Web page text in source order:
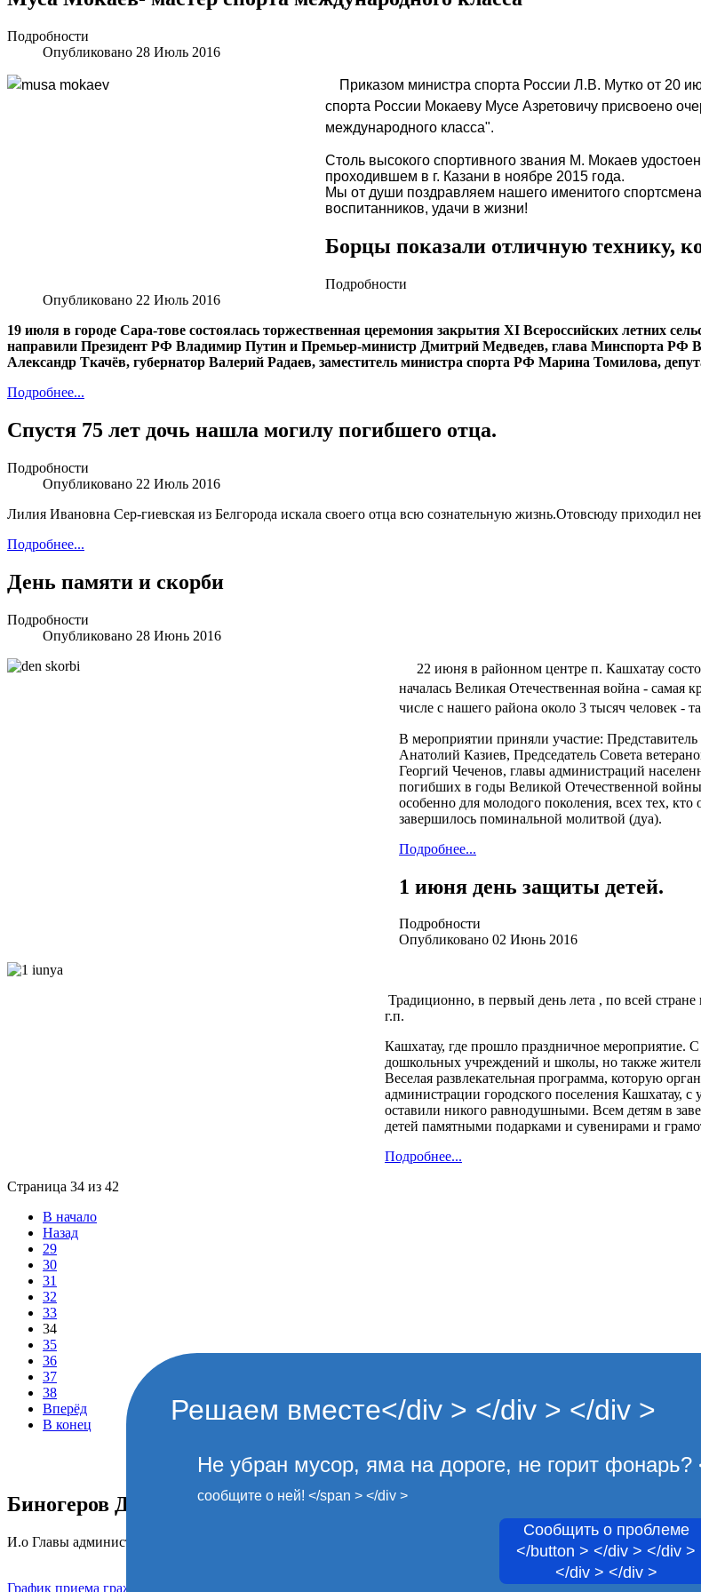
Подробности
Опубликовано 28 Июль 2016
Приказом министра спорта России Л.В. Мутко от 20
спорта России Мокаеву Мусе Азретовичу присвоено
международного класса".
Столь высокого спортивного звания М. Мокаев
проходившем в г. Казани в ноябре 2015 года.
Мы от души поздравляем нашего именитого
воспитанников, удачи в жизни!
Борцы показали отличную технику,
Подробности
Опубликовано 22 Июль 2016
19 июля в городе Сара-тове состоялась торжественная церемония закрытия XI Всероссийских летних
направили Президент РФ Владимир Путин и Премьер-министр Дмитрий Медведев, глава Минспорта РФ
Александр Ткачёв, губернатор Валерий Радаев, заместитель министра спорта РФ Марина Томилова,
Подробнее...
Спустя 75 лет дочь нашла могилу погибшего отца.
Подробности
Опубликовано 22 Июль 2016
Лилия Ивановна Сер-гиевская из Белгорода искала своего отца всю сознательную жизнь.Отовсюду приходил
Подробнее...
День памяти и скорби
Подробности
Опубликовано 28 Июнь 2016
22 июня в районном центре п. Кашхатау
началась Великая Отечественная война - самая
числе с нашего района около 3 тысяч человек -
В мероприятии приняли участие:
Анатолий Казиев, Председатель Совета
Георгий Чеченов, главы администраций
погибших в годы Великой Отечественной
особенно для молодого поколения, всех тех,
завершилось поминальной молитвой (дуа).
Подробнее...
1 июня день защиты детей.
Подробности
Опубликовано 02 Июнь 2016
Традиционно, в первый день лета , по всей
г.п.
Кашхатау, где прошло праздничное мероприятие.
дошкольных учреждений и школы, но также
Веселая развлекательная программа, которую
администрации городского поселения Кашхатау,
оставили никого равнодушными. Всем детям в
детей памятными подарками и сувенирами и
Подробнее...
Страница 34 из 42
В начало
Назад
29
30
31
32
33
34
35
36
37
38
Вперёд
В конец
Биногеров Даниял Аусаевич
И.о Главы администрации городского поселения Кашхатау
График приема граждан
Решаем вместе</div > </div > </div >
Не убран мусор, яма на дороге, не горит фонарь?
сообщите о ней! </span > </div >
Сообщить о проблеме
</button > </div > </div >
</div > </div >